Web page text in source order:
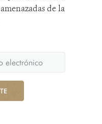
de la